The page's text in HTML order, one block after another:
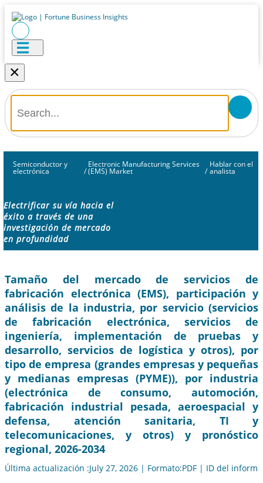
×
Semiconductor y
electrónica /
Electronic Manufacturing Services
(EMS) Market /
Hablar con el
analista
Electrificar su vía hacia el
éxito a través de una
investigación de mercado
en profundidad
Tamaño del mercado de servicios de
fabricación electrónica (EMS), participación y
análisis de la industria, por servicio (servicios
de fabricación electrónica, servicios de
ingeniería, implementación de pruebas y
desarrollo, servicios de logística y otros), por
tipo de empresa (grandes empresas y pequeñas
y medianas empresas (PYME)), por industria
(electrónica de consumo, automoción,
fabricación industrial pesada, aeroespacial y
defensa, atención sanitaria, TI y
telecomunicaciones, y otros) y pronóstico
regional, 2026-2034
Última actualización :July 27, 2026 | Formato:PDF | ID del